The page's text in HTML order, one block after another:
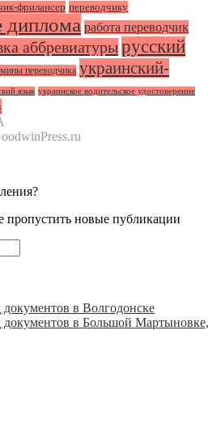
фрилансер переводчику
диплома работа переводчик
аббревиатурырусский
переводчика украинский-
язык украинское водительское удостоверение
новые публикации
в Волгодонске
документов в Большой Мартыновке,